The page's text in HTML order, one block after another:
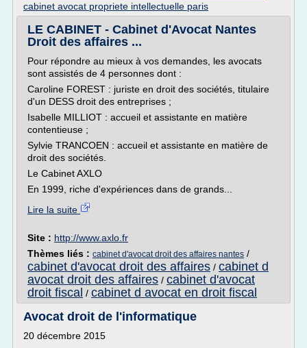
cabinet avocat propriete intellectuelle paris
LE CABINET - Cabinet d'Avocat Nantes
Droit des affaires ...
Pour répondre au mieux à vos demandes, les avocats
sont assistés de 4 personnes dont :
Caroline FOREST : juriste en droit des sociétés, titulaire
d'un DESS droit des entreprises ;
Isabelle MILLIOT : accueil et assistante en matière
contentieuse ;
Sylvie TRANCOEN : accueil et assistante en matière de
droit des sociétés.
Le Cabinet AXLO
En 1999, riche d'expériences dans de grands...
Lire la suite
Site : http://www.axlo.fr
Thèmes liés : cabinet d'avocat droit des affaires nantes /
cabinet d'avocat droit des affaires / cabinet d
avocat droit des affaires / cabinet d'avocat
droit fiscal / cabinet d avocat en droit fiscal
Avocat droit de l'informatique
20 décembre 2015